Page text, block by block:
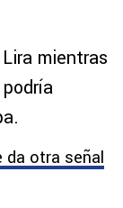
mientras
da otra señal